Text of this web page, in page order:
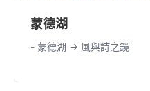
蒙德湖
- 蒙德湖 -> 風與詩之鏡